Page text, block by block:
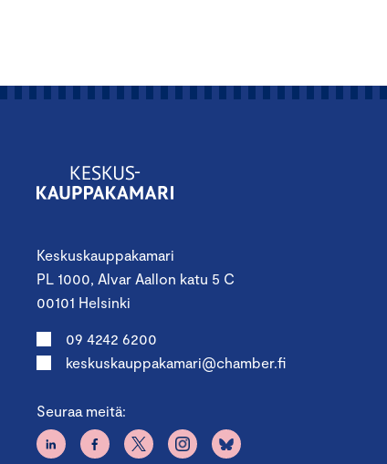
Keskuskauppakamari
PL 1000, Alvar Aallon katu 5 C
00101 Helsinki
09 4242 6200
keskuskauppakamari@chamber.fi
Seuraa meitä: